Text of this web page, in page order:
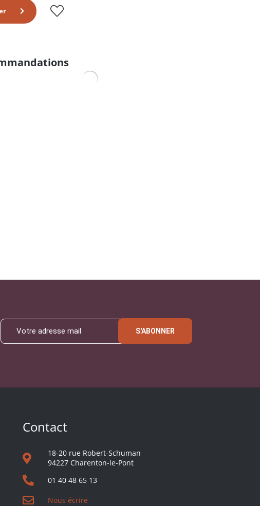
S'ABONNER
Contact
18-20 rue Robert-Schuman
94227 Charenton-le-Pont
01 40 48 65 13
Nous écrire